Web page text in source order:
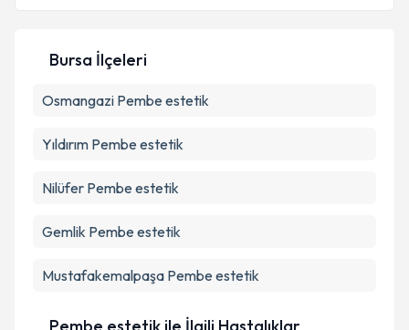
Metni'ni okudum ve kişisel verilerimin belirtilen
Bursa İlçeleri
Osmangazi Pembe estetik
Yıldırım Pembe estetik
Nilüfer Pembe estetik
Gemlik Pembe estetik
Mustafakemalpaşa Pembe estetik